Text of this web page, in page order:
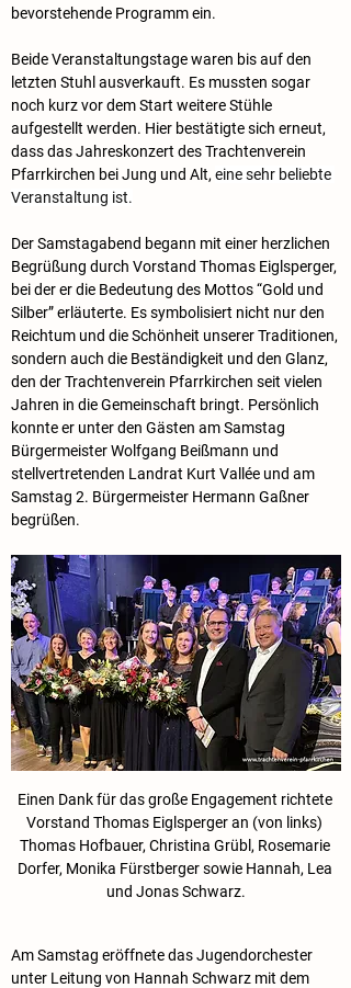
bevorstehende Programm ein.
Beide Veranstaltungstage waren bis auf den
letzten Stuhl ausverkauft. Es mussten sogar
noch kurz vor dem Start weitere Stühle
aufgestellt werden. Hier bestätigte sich erneut,
dass das Jahreskonzert des Trachtenverein
Pfarrkirchen bei Jung und Alt, eine sehr beliebte
Veranstaltung ist.
Der Samstagabend begann mit einer herzlichen
Begrüßung durch Vorstand Thomas Eiglsperger,
bei der er die Bedeutung des Mottos “Gold und
Silber” erläuterte. Es symbolisiert nicht nur den
Reichtum und die Schönheit unserer Traditionen,
sondern auch die Beständigkeit und den Glanz,
den der Trachtenverein Pfarrkirchen seit vielen
Jahren in die Gemeinschaft bringt. Persönlich
konnte er unter den Gästen am Samstag
Bürgermeister Wolfgang Beißmann und
stellvertretenden Landrat Kurt Vallée und am
Samstag 2. Bürgermeister Hermann Gaßner
begrüßen.
Einen Dank für das große Engagement richtete
Vorstand Thomas Eiglsperger an (von links)
Thomas Hofbauer, Christina Grübl, Rosemarie
Dorfer, Monika Fürstberger sowie Hannah, Lea
und Jonas Schwarz.
Am Samstag eröffnete das Jugendorchester
unter Leitung von Hannah Schwarz mit dem